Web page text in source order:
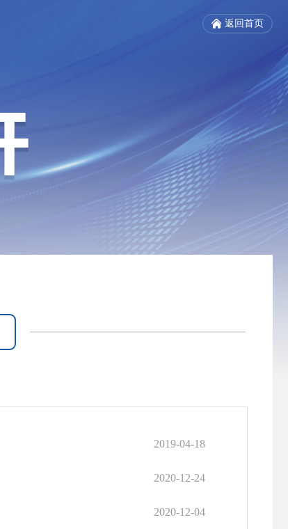
 返回首页
2019-04-18
2020-12-24
2020-12-04